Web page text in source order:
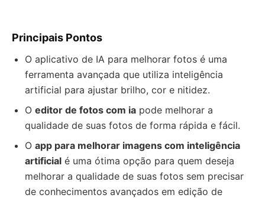
Principais Pontos
O aplicativo de IA para melhorar fotos é uma
ferramenta avançada que utiliza inteligência
artificial para ajustar brilho, cor e nitidez.
O editor de fotos com ia pode melhorar a
qualidade de suas fotos de forma rápida e fácil.
O app para melhorar imagens com inteligência
artificial é uma ótima opção para quem deseja
melhorar a qualidade de suas fotos sem precisar
de conhecimentos avançados em edição de